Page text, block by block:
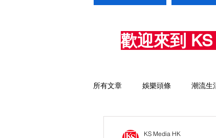
歡迎來到
所有文章 娛樂頭條 潮流生
KS Media HK